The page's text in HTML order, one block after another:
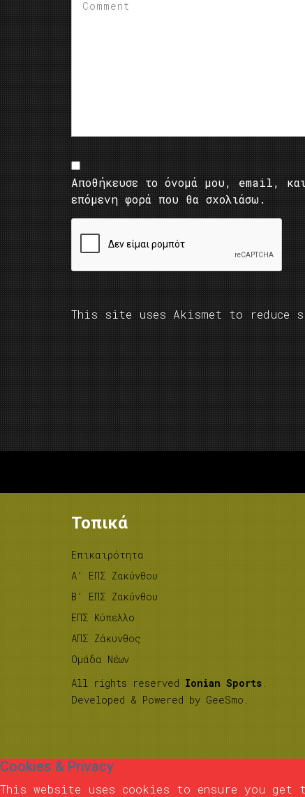
Αποθήκευσε το όνομά μου, email,
επόμενη φορά που θα σχολιάσω.
This site uses Akismet to reduce
Τοπικά
Επικαιρότητα
A’ ΕΠΣ Ζακύνθου
B’ ΕΠΣ Ζακύνθου
ΕΠΣ Κύπελλο
ΑΠΣ Ζάκυνθος
Ομάδα Νέων
All rights reserved Ionian Sports .
Developed & Powered by GeeSmo .
Cookies & Privacy
This website uses cookies to ensure you get